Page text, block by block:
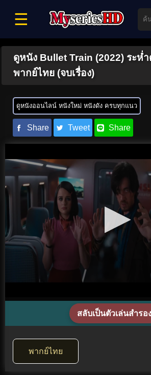
☰
ดูหนัง Bullet Train (2022) ระห่
พากย์ไทย (จบเรื่อง)
ดูหนังออนไลน์ หนังใหม่ หนังดัง ครบทุกแนว
Share Tweet Share
สลับเป็นตัวเล่นสำรอ
พากย์ไทย